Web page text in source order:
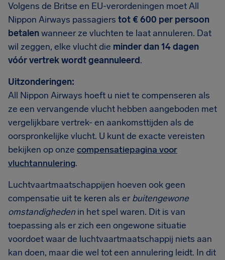
Volgens de Britse en EU-verordeningen moet All
Nippon Airways passagiers tot € 600 per persoon
betalenwanneer ze vluchten te laat annuleren. Dat
wil zeggen, elke vlucht die minder dan 14 dagen
vóór vertrek wordt geannuleerd.
Uitzonderingen:
All Nippon Airways hoeft u niet te compenseren als
ze een vervangende vlucht hebben aangeboden met
vergelijkbare vertrek- en aankomsttijden als de
oorspronkelijke vlucht. U kunt de exacte vereisten
bekijken op onze compensatiepagina voor
vluchtannulering.
Luchtvaartmaatschappijen hoeven ook geen
compensatie uit te keren als er buitengewone
omstandigheden in het spel waren. Dit is van
toepassing als er zich een ongewone situatie
voordoet waar de luchtvaartmaatschappij niets aan
kan doen, maar die wel tot een annulering leidt. In dit